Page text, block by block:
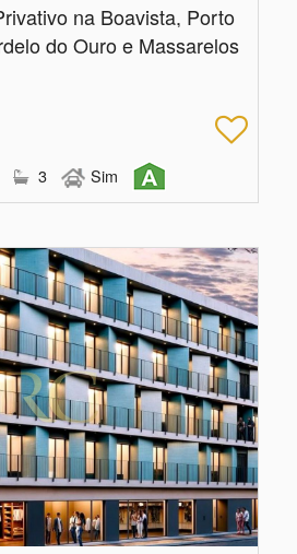
na Boavista, Porto
do Ouro e Massarelos
3 Sim